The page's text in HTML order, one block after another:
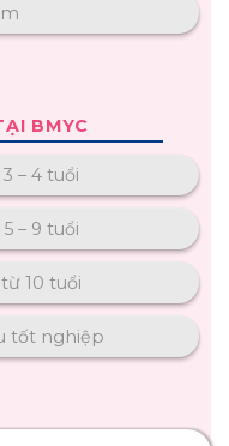
BMYC
– 4 tuổi
– 9 tuổi
10 tuổi
tốt nghiệp